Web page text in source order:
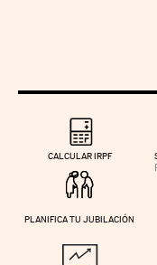
CALCULAR IRPF
PLANIFICA TU JUBILACIÓN